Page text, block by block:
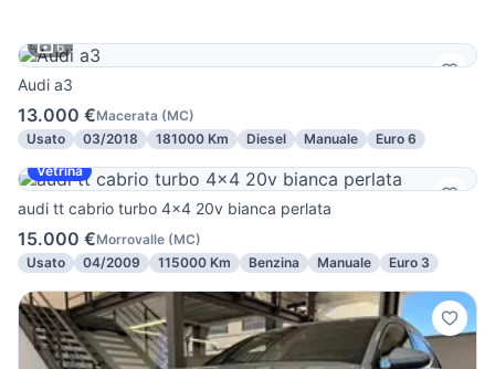
6
Audi a3
13.000 €Macerata (MC)
Usato
03/2018 181000 Km Diesel Manuale
Euro 6
Vetrina
audi tt cabrio turbo 4x4 20v bianca perlata
15.000 €Morrovalle (MC)
Usato
04/2009 115000 Km Benzina Manuale Euro 3